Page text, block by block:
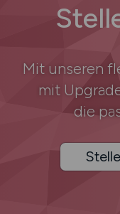
Mit unseren
mit
die